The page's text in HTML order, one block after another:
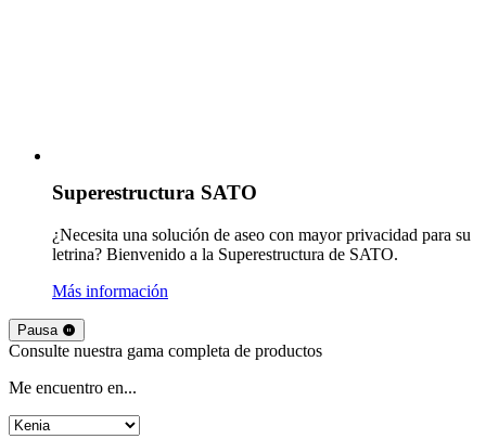
Superestructura SATO
¿Necesita una solución de aseo con mayor privacidad para su
letrina? Bienvenido a la Superestructura de SATO.
Más información
Pausa
Consulte nuestra gama completa de productos
Me encuentro en...